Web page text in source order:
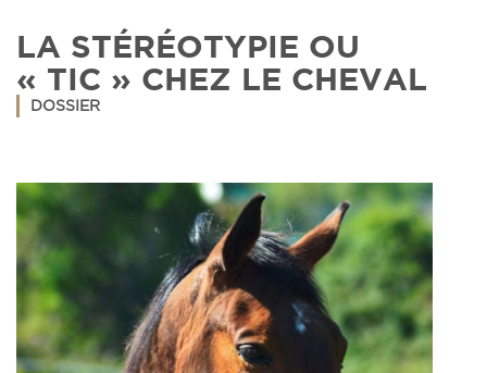
LA STÉRÉOTYPIE OU
« TIC » CHEZ LE CHEVAL
DOSSIER